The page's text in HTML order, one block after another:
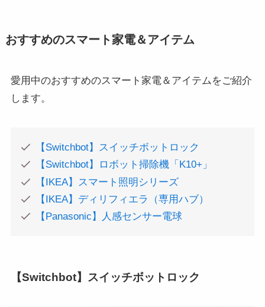
おすすめのスマート家電＆アイテム
愛用中のおすすめのスマート家電＆アイテムをご紹介
します。
【Switchbot】スイッチボットロック
【Switchbot】ロボット掃除機「K10+」
【IKEA】スマート照明シリーズ
【IKEA】ディリフィエラ（専用ハブ）
【Panasonic】人感センサー電球
【Switchbot】スイッチボットロック